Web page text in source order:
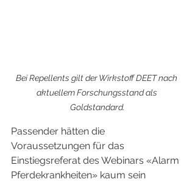
Bei Repellents gilt der Wirkstoff DEET nach
aktuellem Forschungsstand als
Goldstandard.
Passender hätten die
Voraussetzungen für das
Einstiegsreferat des Webinars «Alarm
Pferdekrankheiten» kaum sein